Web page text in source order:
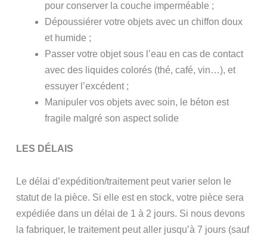
pour conserver la couche imperméable ;
Dépoussiérer votre objets avec un chiffon doux
et humide ;
Passer votre objet sous l’eau en cas de contact
avec des liquides colorés (thé, café, vin…), et
essuyer l’excédent ;
Manipuler vos objets avec soin, le béton est
fragile malgré son aspect solide
LES DÉLAIS
Le délai d’expédition/traitement peut varier selon le
statut de la pièce. Si elle est en stock, votre pièce sera
expédiée dans un délai de 1 à 2 jours. Si nous devons
la fabriquer, le traitement peut aller jusqu’à 7 jours (sauf